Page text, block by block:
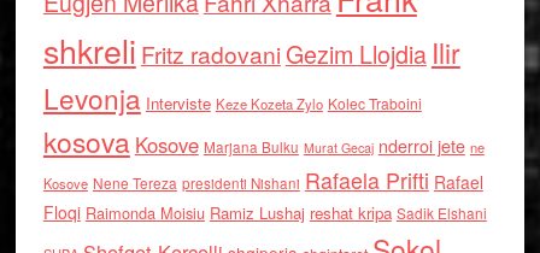
shkreli Fritz radovaniGezim Llojdia Ilir
Levonja Interviste Keze Kozeta Zylo Kolec Traboini
kosova Kosove Marjana Bulku Murat Gecaj nderroi jete ne
Kosove Nene Tereza presidenti Nishani Rafaela Prifti Rafael
Floqi Raimonda Moisiu Ramiz Lushaj reshat kripa Sadik Elshani